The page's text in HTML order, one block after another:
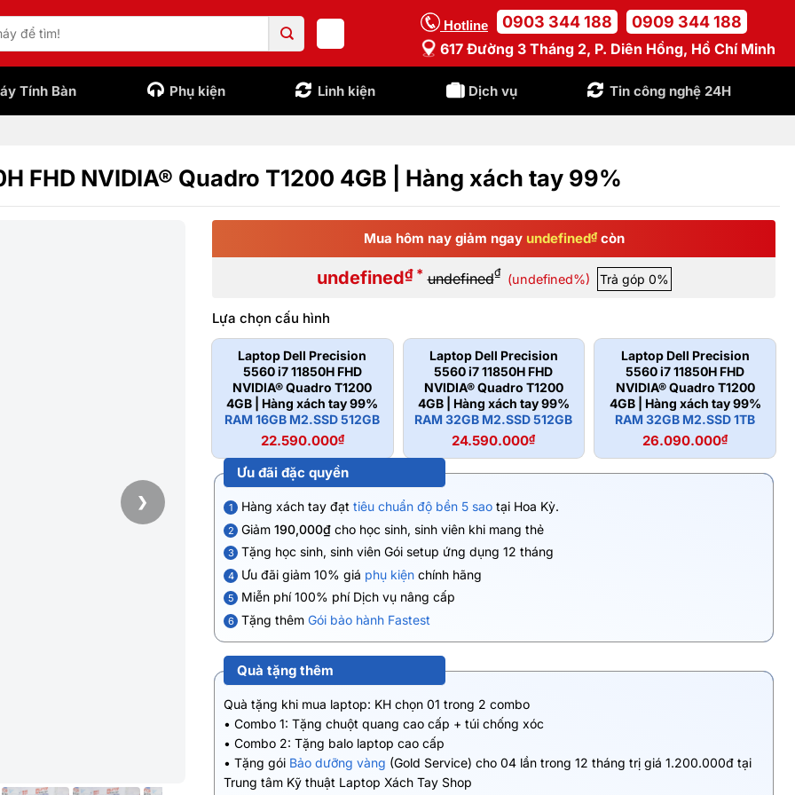
Hotline 0903 344 188 0909 344 188
617 Đường 3 Tháng 2, P. Diên Hồng, Hồ Chí Minh
Tính Bàn Phụ kiện Linh kiện Dịch vụ Tin công nghệ 24H
FHD NVIDIA® Quadro T1200 4GB | Hàng xách tay 99%
❯
Mua hôm nay giảm ngay undefined₫ còn
undefined₫ * undefined₫ (undefined%) Trả góp 0%
Lựa chọn cấu hình
Laptop Dell Precision
5560 i7 11850H FHD
NVIDIA® Quadro T1200
4GB | Hàng xách tay 99%
RAM 16GB M2.SSD 512GB
22.590.000₫
Laptop Dell Precision
5560 i7 11850H FHD
NVIDIA® Quadro T1200
4GB | Hàng xách tay 99%
RAM 32GB M2.SSD 512GB
24.590.000₫
Laptop Dell Precision
5560 i7 11850H FHD
NVIDIA® Quadro T1200
4GB | Hàng xách tay 99%
RAM 32GB M2.SSD 1TB
26.090.000₫
Ưu đãi đặc quyền
1 Hàng xách tay đạt tiêu chuẩn độ bền 5 sao tại Hoa Kỳ.
2 Giảm 190,000₫ cho học sinh, sinh viên khi mang thẻ
3 Tặng học sinh, sinh viên Gói setup ứng dụng 12 tháng
4 Ưu đãi giảm 10% giá phụ kiện chính hãng
5 Miễn phí 100% phí Dịch vụ nâng cấp
6 Tặng thêm Gói bảo hành Fastest
Quà tặng thêm
Quà tặng khi mua laptop: KH chọn 01 trong 2 combo
• Combo 1: Tặng chuột quang cao cấp + túi chống xóc
• Combo 2: Tặng balo laptop cao cấp
• Tặng gói Bảo dưỡng vàng (Gold Service) cho 04 lần trong 12 tháng trị giá 1.200.000đ tại
Trung tâm Kỹ thuật Laptop Xách Tay Shop